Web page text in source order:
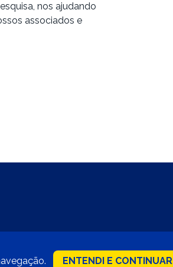
nos ajudando
associados e
ENTENDI E CONTINUAR